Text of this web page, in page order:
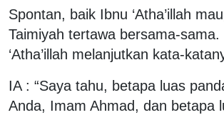
Spontan, baik Ibnu ‘Atha’illah
Taimiyah tertawa bersama-
‘Atha’illah melanjutkan kata-
IA : “Saya tahu, betapa luas
Anda, Imam Ahmad, dan betapa